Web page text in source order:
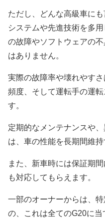
ただし、どんな高級車に
システムや先進技術を多
の故障やソフトウェアの
はありません。
実際の故障率や壊れやす
頻度、そして運転手の運
す。
定期的なメンテナンスや
は、車の性能を長期間維
また、新車時には保証期
も対応してもらえます。
一部のオーナーからは、
の、これは全てのG20に